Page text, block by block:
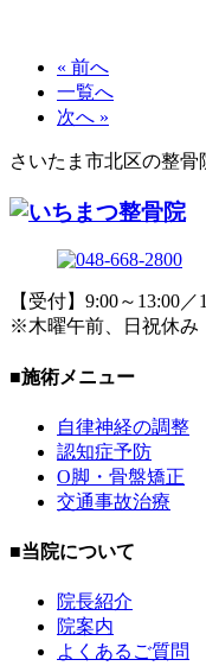
« 前へ
一覧へ
次へ »
さいたま市北区の整骨
【受付】9:00～13:00／
※木曜午前、日祝休み
■施術メニュー
自律神経の調整
認知症予防
O脚・骨盤矯正
交通事故治療
■当院について
院長紹介
院案内
よくあるご質問